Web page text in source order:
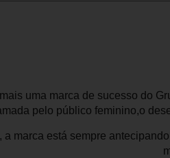
uma marca de sucesso do
pelo público feminino,o
a marca está sempre